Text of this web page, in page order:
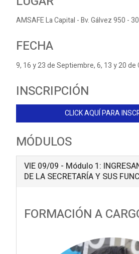
AMSAFE La Capital - Bv. Gálvez 950 -
FECHA
9, 16 y 23 de Septiembre, 6, 13 y 20
INSCRIPCIÓN
CLICK AQUÍ PARA
MÓDULOS
VIE 09/09 - Módulo 1:
DE LA SECRETARÍA Y SUS
FORMACIÓN A